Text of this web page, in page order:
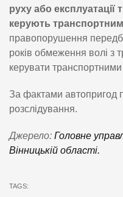
руху або експлуатації
керують
правопорушення
років обмеження волі з
керувати
За фактами автопригод
розслідування.
Джерело: Головне
Вінницькій області.
TAGS: